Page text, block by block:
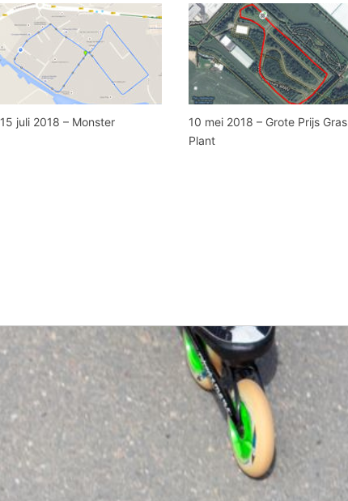
15 juli 2018 – Monster
10 mei 2018 – Grote Prijs Gras
Plant